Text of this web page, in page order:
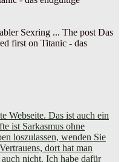
Sexring ... The post Das
first on Titanic - das
Webseite. Das ist auch ein
ist Sarkasmus ohne
loszulassen, wenden Sie
dort hat man
nicht. Ich habe dafür